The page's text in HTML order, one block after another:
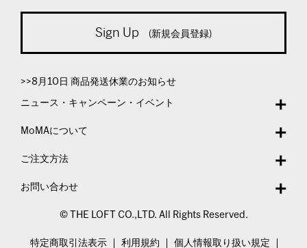
Sign Up (新規会員登録)
>>8月10日 商品発送休業のお知らせ
ニュース・キャンペーン・イベント
MoMAについて
ご注文方法
お問い合わせ
© THE LOFT CO.,LTD. All Rights Reserved.
特定商取引法表示 利用規約 個人情報取り扱い規定